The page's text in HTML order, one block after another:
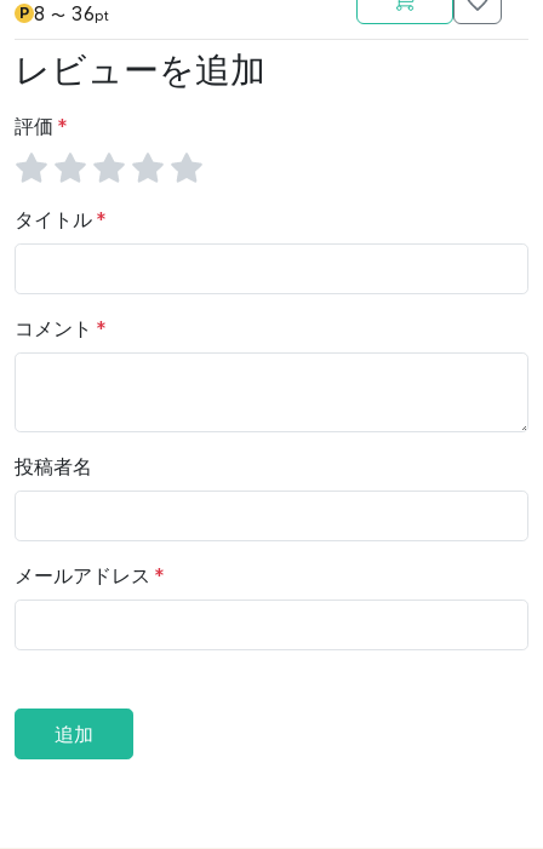
P 8 〜 36pt
レビューを追加
評価
タイトル
コメント
投稿者名
メールアドレス
追加